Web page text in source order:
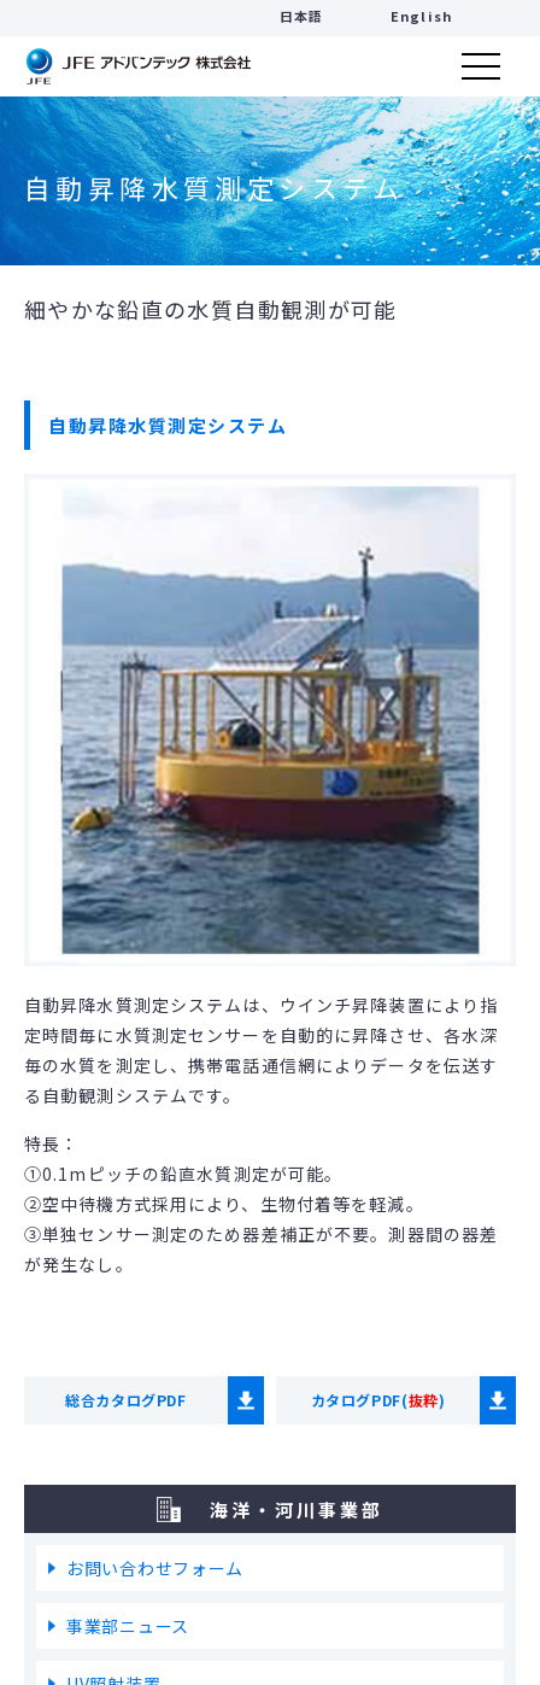
日本語 English
自動昇降水質測定システム
細やかな鉛直の水質自動観測が可能
自動昇降水質測定システム
自動昇降水質測定システムは、ウインチ昇降装置により指
定時間毎に水質測定センサーを自動的に昇降させ、各水深
毎の水質を測定し、携帯電話通信網によりデータを伝送す
る自動観測システムです。
特長：
①0.1mピッチの鉛直水質測定が可能。
②空中待機方式採用により、生物付着等を軽減。
③単独センサー測定のため器差補正が不要。測器間の器差
が発生なし。
総合カタログPDF カタログPDF(抜粋)
海洋・河川事業部
お問い合わせフォーム
事業部ニュース